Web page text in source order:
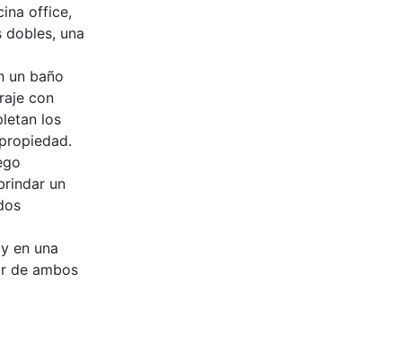
office,
una
un baño
con
los
un
en una
de ambos